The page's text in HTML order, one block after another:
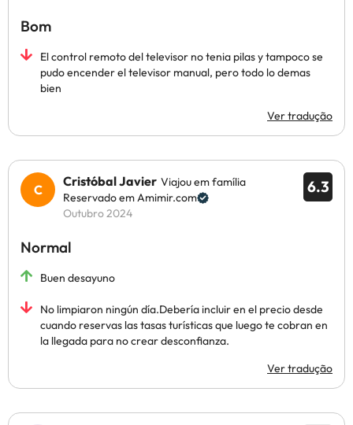
Bom
El control remoto del televisor no tenia pilas y tampoco se
pudo encender el televisor manual, pero todo lo demas
bien
Ver tradução
6.3
Cristóbal Javier Viajou em família
Reservado em Amimir.com
Outubro 2024
Normal
Buen desayuno
No limpiaron ningún día.Debería incluir en el precio desde
cuando reservas las tasas turísticas que luego te cobran en
la llegada para no crear desconfianza.
Ver tradução